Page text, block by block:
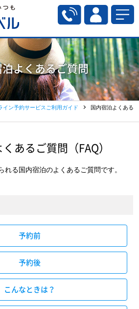
よくあるご質問
イン予約サービスご利用ガイド
国内宿泊よくある
あるご質問（FAQ）
れる国内宿泊のよくあるご質問です。
予約前
予約後
こんなときは？